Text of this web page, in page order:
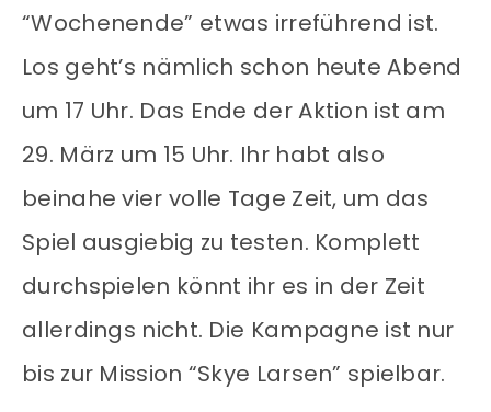
“Wochenende” etwas irreführend ist.
Los geht’s nämlich schon heute Abend
um 17 Uhr. Das Ende der Aktion ist am
29. März um 15 Uhr. Ihr habt also
beinahe vier volle Tage Zeit, um das
Spiel ausgiebig zu testen. Komplett
durchspielen könnt ihr es in der Zeit
allerdings nicht. Die Kampagne ist nur
bis zur Mission “Skye Larsen” spielbar.